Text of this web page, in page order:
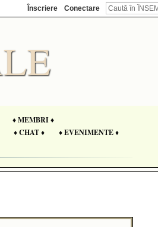
Înscriere Conectare
♦ MEMBRI ♦
♦ CHAT ♦
♦ EVENIMENTE ♦